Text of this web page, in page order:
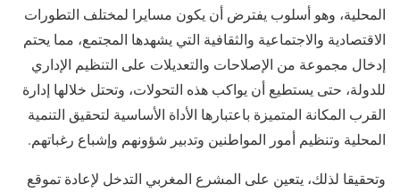
المحلية، وهو أسلوب يفترض أن يكون مسايرا لمختلف التطورات
الاقتصادية والاجتماعية والثقافية التي يشهدها المجتمع، مما يحتم
إدخال مجموعة من الإصلاحات والتعديلات على التنظيم الإداري
للدولة، حتى يستطيع أن يواكب هذه التحولات، وتحتل خلالها إدارة
القرب المكانة المتميزة باعتبارها الأداة الأساسية لتحقيق التنمية
المحلية وتنظيم أمور المواطنين وتدبير شؤونهم وإشباع رغباتهم.
وتحقيقا لذلك، يتعين على المشرع المغربي التدخل لإعادة تموقع